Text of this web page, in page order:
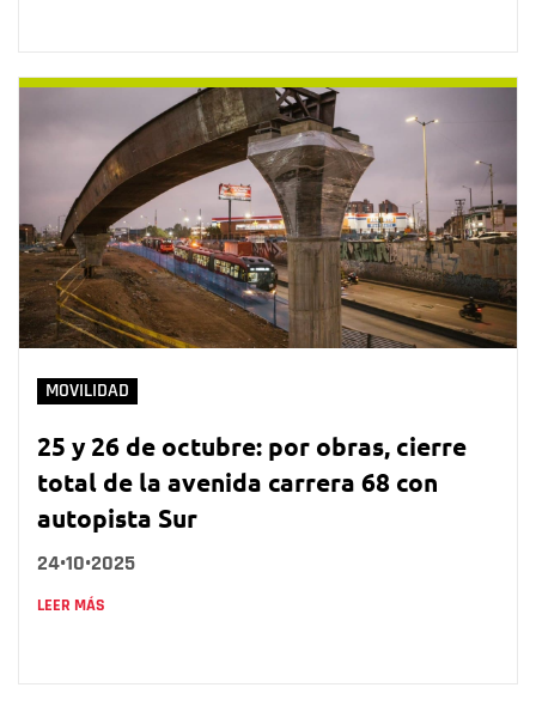
MOVILIDAD
25 y 26 de octubre: por obras, cierre
total de la avenida carrera 68 con
autopista Sur
24•10•2025
LEER MÁS